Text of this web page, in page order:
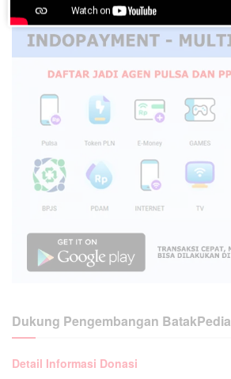
Dukung Pengembangan BatakPedia
Detail Informasi Donasi